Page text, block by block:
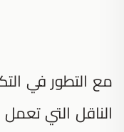
مع التطور في
الناقل التي